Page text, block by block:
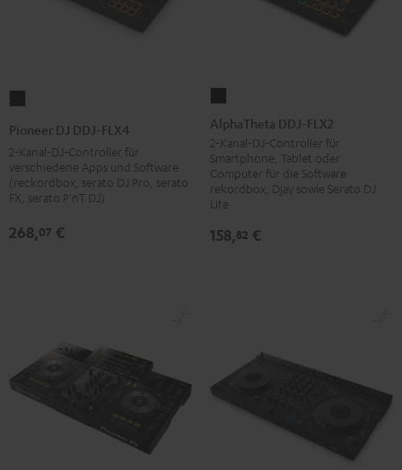
FLX4
Schwarz
Pioneer DJ DDJ-FLX4
2-Kanal-DJ-Controller für
verschiedene Apps und Software
(reckordbox, serato DJ Pro, serato
FX, serato P'nT DJ)
268,07 €
DDJ-
FLX2
Schwarz
AlphaTheta DDJ-FLX2
2-Kanal-DJ-Controller für
Smartphone, Tablet oder
Computer für die Software
rekordbox, Djay sowie Serato DJ
Lite
158,82 €